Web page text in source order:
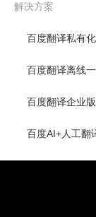
解决方案
百度翻译私有
百度翻译离线
百度翻译企业
百度AI+人工翻